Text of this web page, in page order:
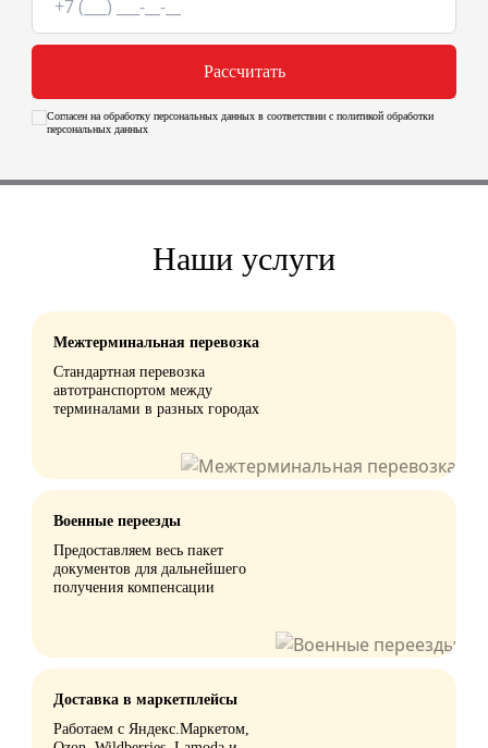
Рассчитать
Согласен на обработку персональных данных в соответствии с политикой обработки
персональных данных
Наши услуги
Межтерминальная перевозка
Стандартная перевозка
автотранспортом между
терминалами в разных городах
Военные переезды
Предоставляем весь пакет
документов для дальнейшего
получения компенсации
Доставка в маркетплейсы
Работаем с Яндекс.Маркетом,